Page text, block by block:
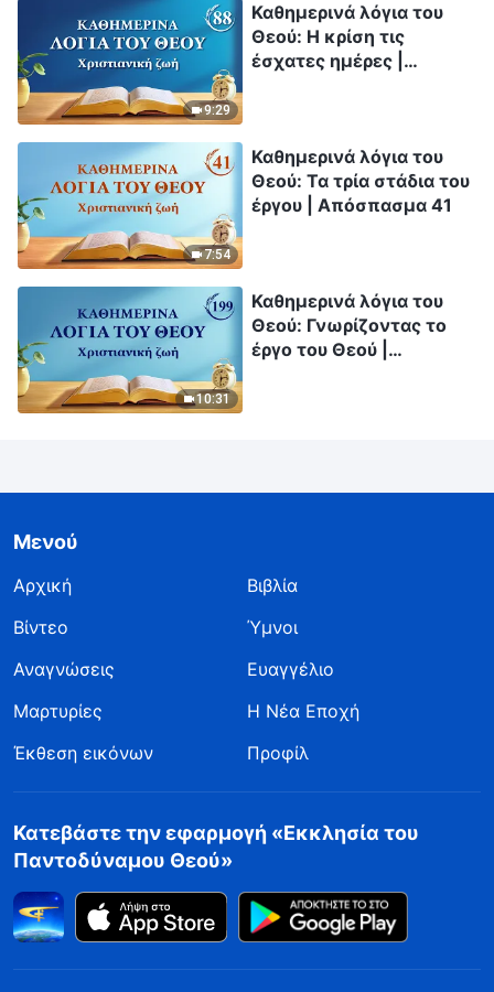
9:29
Καθημερινά λόγια του
Θεού: Η κρίση τις
έσχατες ημέρες |
7:54
Καθημερινά λόγια του
Θεού: Τα τρία στάδια του
έργου | Απόσπασμα 41
10:31
Καθημερινά λόγια του
Θεού: Γνωρίζοντας το
έργο του Θεού |
Μενού
Αρχική
Βιβλία
Βίντεο
Ύμνοι
Αναγνώσεις
Ευαγγέλιο
Μαρτυρίες
Η Νέα Εποχή
Έκθεση εικόνων
Προφίλ
Κατεβάστε την εφαρμογή «Εκκλησία του
Παντοδύναμου Θεού»